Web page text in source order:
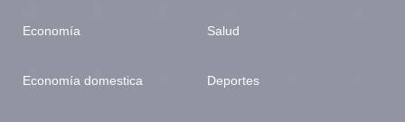
Economía
Economía domestica
Salud
Deportes